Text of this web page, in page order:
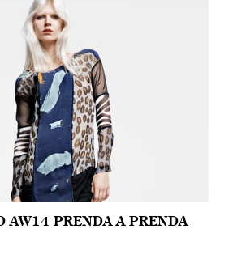
AW14 PRENDA A PRENDA